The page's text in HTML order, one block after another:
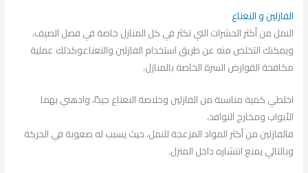
الفازلين و النعناع
النمل من أكثر الحشرات التي تكثر في كل المنازل خاصة في فصل الصيف،
ويمكنك التخلص منه عن طريق استخدام الفازلين والنعناعوكذلك عملية
مكافحة القوارض السرة الخاصة بالمنازل.
اخلطي كمية مناسبة من الفازلين وخلاصة النعناع جيدًا، وادهني بهما
الأبواب ومخارج النوافذ،
فالفازلين من أكثر المواد المزعجة للنمل، حيث يسبب له صعوبة في الحركة
وبالتالي يمنع انتشاره داخل المنزل.